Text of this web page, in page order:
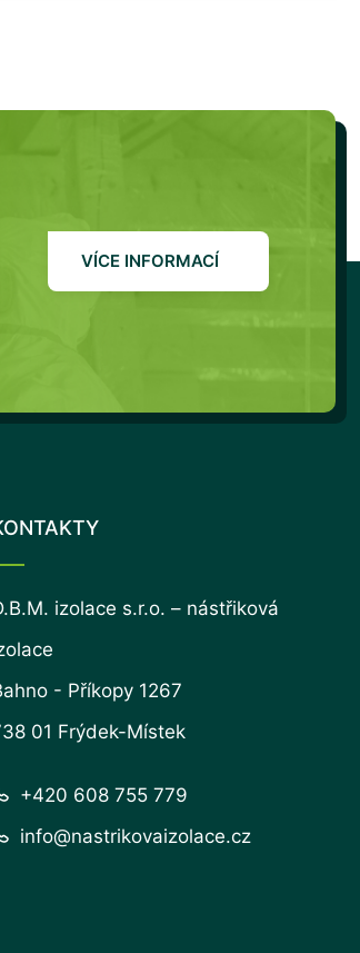
VÍCE INFORMACÍ
izolace s.r.o. – nástřiková
- Příkopy 1267
01 Frýdek-Místek
+420 608 755 779
info@nastrikovaizolace.cz